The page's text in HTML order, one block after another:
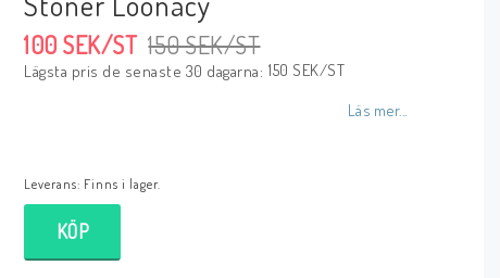
150 SEK/ST
100 SEK/ST
Lägsta pris de senaste 30 dagarna 150 SEK/ST
Läs mer...
Leverans: Finns i lager.
KÖP